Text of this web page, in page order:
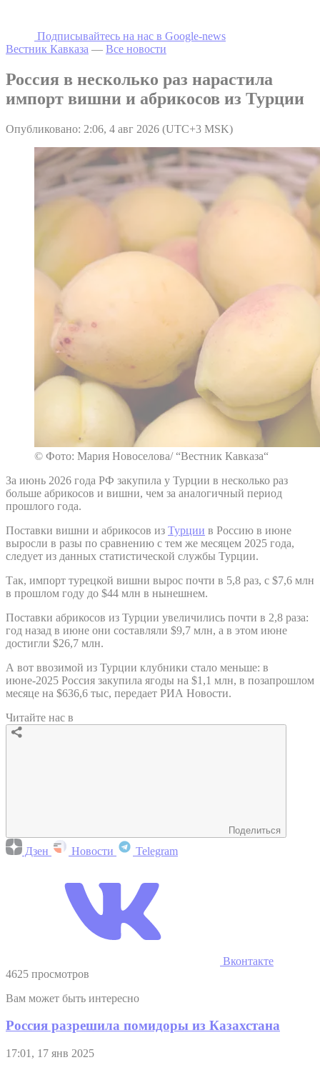
Подписывайтесь на наc в Google-news
Вестник Кавказа — Все новости
Россия в несколько раз нарастила
импорт вишни и абрикосов из Турции
Опубликовано: 2:06, 4 авг 2026 (UTC+3 MSK)
© Фото: Мария Новоселова/ “Вестник Кавказа“
За июнь 2026 года РФ закупила у Турции в несколько раз
больше абрикосов и вишни, чем за аналогичный период
прошлого года.
Поставки вишни и абрикосов из Турции в Россию в июне
выросли в разы по сравнению с тем же месяцем 2025 года,
следует из данных статистической службы Турции.
Так, импорт турецкой вишни вырос почти в 5,8 раз, с $7,6 млн
в прошлом году до $44 млн в нынешнем.
Поставки абрикосов из Турции увеличились почти в 2,8 раза:
год назад в июне они составляли $9,7 млн, а в этом июне
достигли $26,7 млн.
А вот ввозимой из Турции клубники стало меньше: в
июне-2025 Россия закупила ягоды на $1,1 млн, в позапрошлом
месяце на $636,6 тыс, передает РИА Новости.
Читайте нас в
Поделиться
Дзен Новости Telegram
Вконтакте
4625 просмотров
Вам может быть интересно
Россия разрешила помидоры из Казахстана
17:01, 17 янв 2025